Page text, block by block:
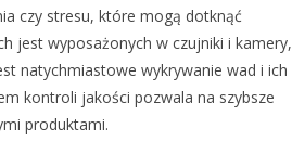
czy stresu, które mogą dotknąć
jest wyposażonych w czujniki i kamery,
natychmiastowe wykrywanie wad i ich
kontroli jakości pozwala na szybsze
produktami.